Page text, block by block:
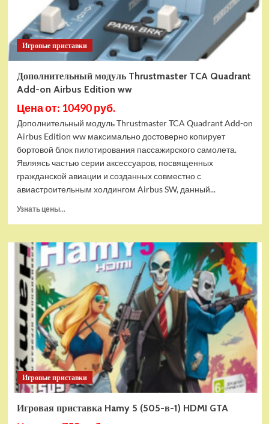
Игровые приставки
Дополнительный модуль Thrustmaster TCA Quadrant
Add-on Airbus Edition ww
Цена от: 10490 руб.
Дополнительный модуль Thrustmaster TCA Quadrant Add-on
Airbus Edition ww максимально достоверно копирует
бортовой блок пилотирования пассажирского самолета.
Являясь частью серии аксессуаров, посвященных
гражданской авиации и созданных совместно с
авиастроительным холдингом Airbus SW, данный...
Узнать цены...
Дополнительный
модуль
Thrustmaster
Quadrant
Add-
on
Airbus
Edition
ww
Игровые приставки
Игровая приставка Hamy 5 (505-в-1) HDMI GTA